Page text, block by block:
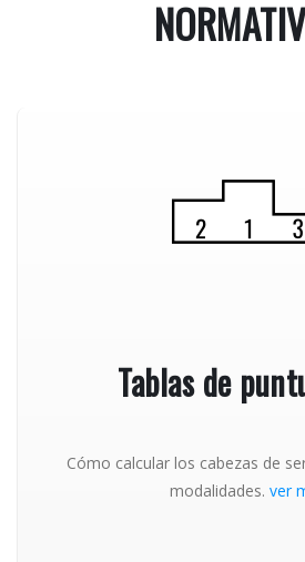
Tablas de
Cómo calcular los cabezas de
modalidades. ver